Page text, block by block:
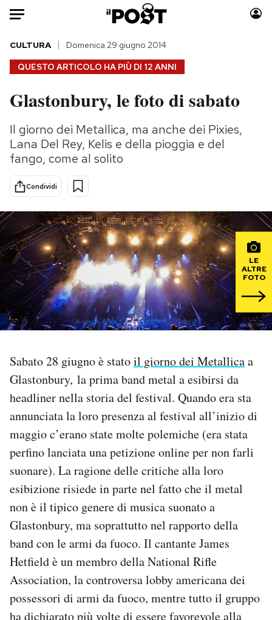
Auto
HOME
Italia
Politica
Tecnologia
Scienza
Economia
Sport
Moda
Consumismi
Storie/Idee
Altrecose
Mondiali calcio 2026
PODCAST
I MIEI PREFERITI
SHOP
CALENDARIO
AREA PERSONALE
Area Personale
Newsletter
Regala il Post
Hai bisogno di aiuto?
Esci
QUESTO ARTICOLO HA PIÙ DI 12 ANNI
CULTURA Domenica 29 giugno 2014
Glastonbury, le foto di sabato
Il giorno dei Metallica, ma anche dei Pixies,
Lana Del Rey, Kelis e della pioggia e del
fango, come al solito
Condividi
LE
ALTRE
FOTO
Sabato 28 giugno è statoil giorno dei Metallicaa
Glastonbury, la prima band metal a esibirsi da
headliner nella storia del festival. Quando era sta
annunciata la loro presenza al festival all’inizio di
maggio c’erano state molte polemiche (era stata
perfino lanciata una petizione online per non farli
suonare). La ragione delle critiche alla loro
esibizione risiede in parte nel fatto che il metal
non è il tipico genere di musica suonato a
Glastonbury, ma soprattutto nel rapporto della
band con le armi da fuoco. Il cantante James
Hetfield è un membro della National Rifle
Association, la controversa lobby americana dei
possessori di armi da fuoco, mentre tutto il gruppo
ha dichiarato più volte di essere favorevole alla